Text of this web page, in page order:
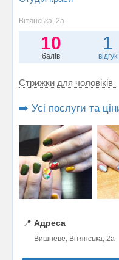
Вітянська, 2а
10
балів
1
відгук
Стрижки для чоловіків
➡️ Усі послуги та
📍 Адреса
Вишневе, Вітянська, 2а